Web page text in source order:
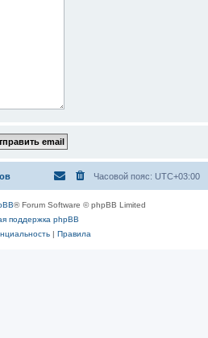
Часовой пояс: UTC+03:00
® Forum Software © phpBB Limited
поддержка phpBB
| Правила